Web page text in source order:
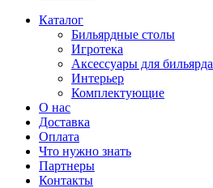
Каталог
Бильярдные столы
Игротека
Аксессуары для бильярда
Интерьер
Комплектующие
О нас
Доставка
Оплата
Что нужно знать
Партнеры
Контакты